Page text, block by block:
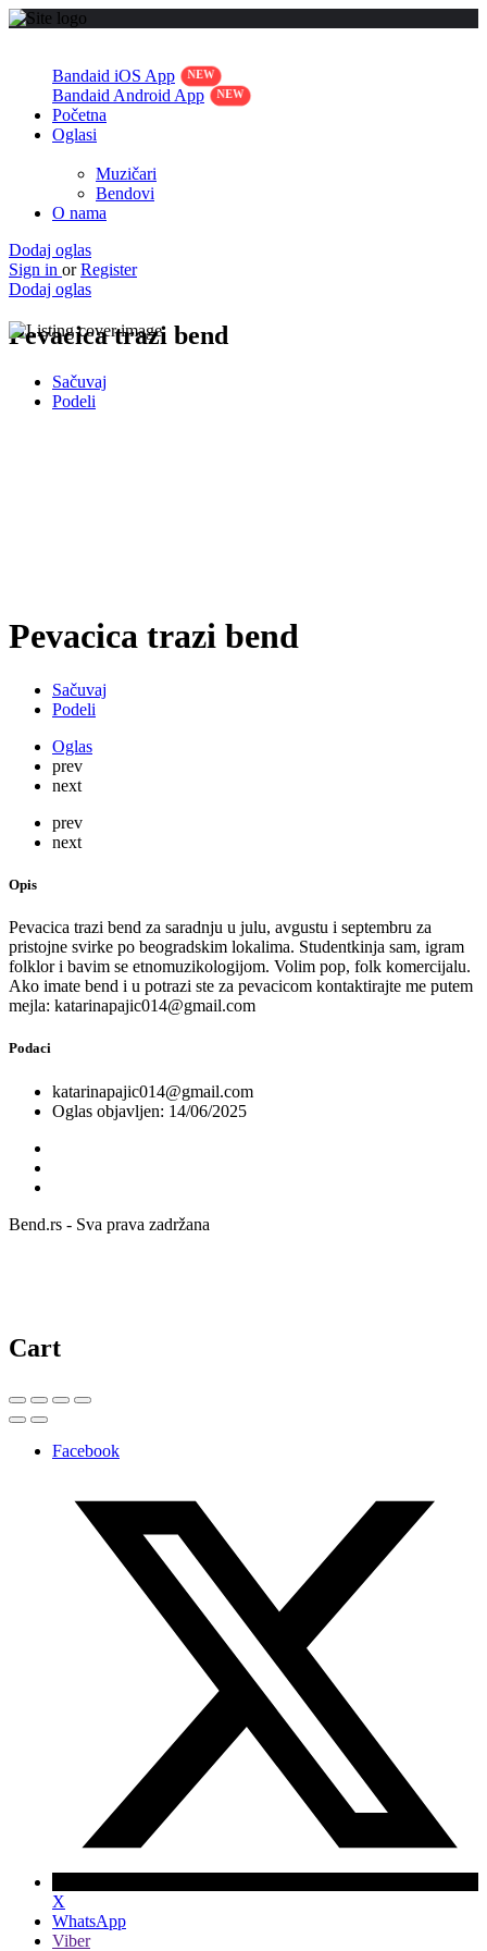
Bandaid iOS App
Bandaid Android App
Početna
Oglasi
Muzičari
Bendovi
O nama
Dodaj oglas
Sign in or Register
Dodaj oglas
Pevacica trazi bend
Sačuvaj
Podeli
Pevacica trazi bend
Sačuvaj
Podeli
Oglas
prev
next
prev
next
Opis
Pevacica trazi bend za saradnju u julu, avgustu i septembru za
pristojne svirke po beogradskim lokalima. Studentkinja sam, igram
folklor i bavim se etnomuzikologijom. Volim pop, folk komercijalu.
Ako imate bend i u potrazi ste za pevacicom kontaktirajte me putem
mejla: katarinapajic014@gmail.com
Podaci
katarinapajic014@gmail.com
Oglas objavljen: 14/06/2025
Bend.rs - Sva prava zadržana
Cart
Facebook
X
WhatsApp
Viber